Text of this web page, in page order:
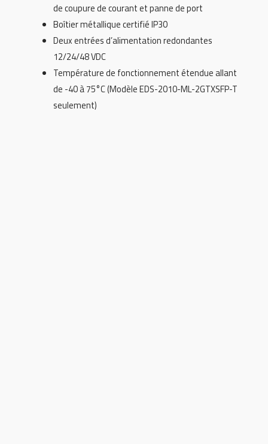
de coupure de courant et panne de port
Boîtier métallique certifié IP30
Deux entrées d’alimentation redondantes
12/24/48 VDC
Température de fonctionnement étendue allant
de -40 à 75°C (Modèle EDS-2010-ML-2GTXSFP-T
seulement)